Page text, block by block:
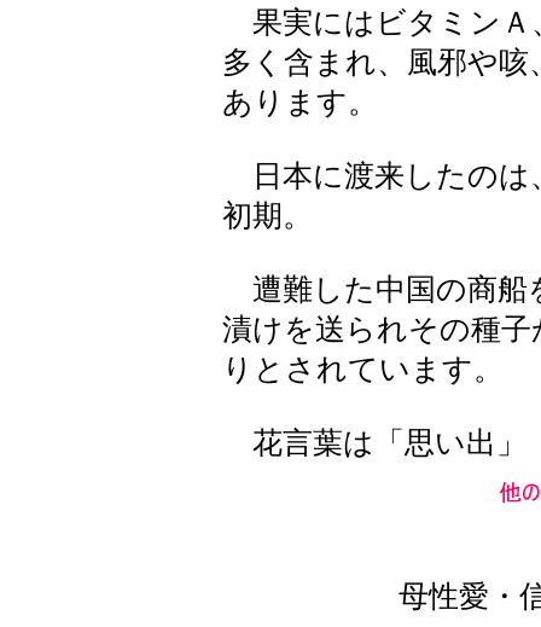
果実にはビタミンＡ
多く含まれ、風邪や
あります。
日本に渡来したのは
初期。
遭難した中国の商船
漬けを送られその種
りとされています。
花言葉は「思い出」
母性愛・